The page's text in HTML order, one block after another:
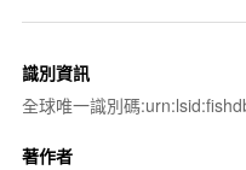
識別資訊
全球唯一識別碼
著作者